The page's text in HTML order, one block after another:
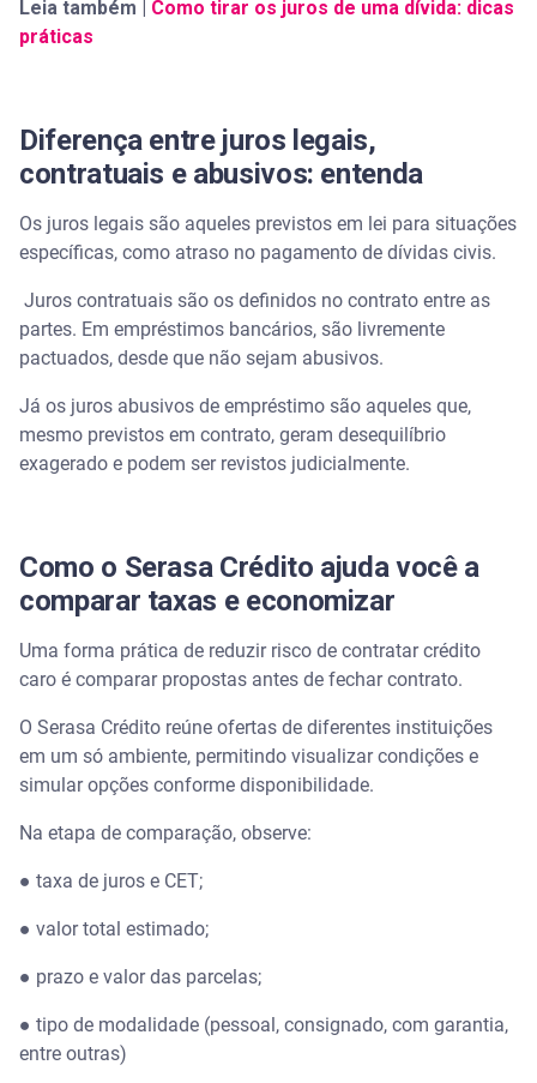
Leia também | Como tirar os juros de uma dívida: dicas
práticas
Diferença entre juros legais,
contratuais e abusivos: entenda
Os juros legais são aqueles previstos em lei para situações
específicas, como atraso no pagamento de dívidas civis.
Juros contratuais são os definidos no contrato entre as
partes. Em empréstimos bancários, são livremente
pactuados, desde que não sejam abusivos.
Já os juros abusivos de empréstimo são aqueles que,
mesmo previstos em contrato, geram desequilíbrio
exagerado e podem ser revistos judicialmente.
Como o Serasa Crédito ajuda você a
comparar taxas e economizar
Uma forma prática de reduzir risco de contratar crédito
caro é comparar propostas antes de fechar contrato.
O Serasa Crédito reúne ofertas de diferentes instituições
em um só ambiente, permitindo visualizar condições e
simular opções conforme disponibilidade.
Na etapa de comparação, observe:
● taxa de juros e CET;
● valor total estimado;
● prazo e valor das parcelas;
● tipo de modalidade (pessoal, consignado, com garantia,
entre outras)